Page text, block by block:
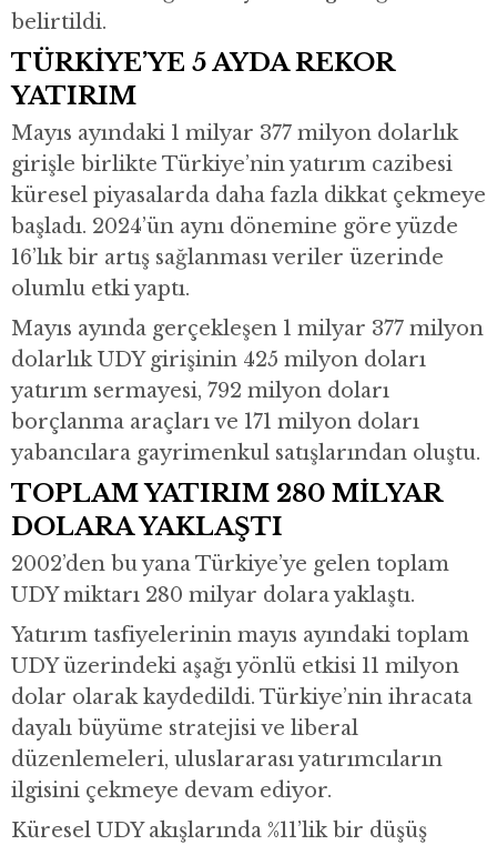
belirtildi.
TÜRKİYE’YE 5 AYDA REKOR
YATIRIM
Mayıs ayındaki 1 milyar 377 milyon dolarlık
girişle birlikte Türkiye’nin yatırım cazibesi
küresel piyasalarda daha fazla dikkat çekmeye
başladı. 2024’ün aynı dönemine göre yüzde
16’lık bir artış sağlanması veriler üzerinde
olumlu etki yaptı.
Mayıs ayında gerçekleşen 1 milyar 377 milyon
dolarlık UDY girişinin 425 milyon doları
yatırım sermayesi, 792 milyon doları
borçlanma araçları ve 171 milyon doları
yabancılara gayrimenkul satışlarından oluştu.
TOPLAM YATIRIM 280 MİLYAR
DOLARA YAKLAŞTI
2002’den bu yana Türkiye’ye gelen toplam
UDY miktarı 280 milyar dolara yaklaştı.
Yatırım tasfiyelerinin mayıs ayındaki toplam
UDY üzerindeki aşağı yönlü etkisi 11 milyon
dolar olarak kaydedildi. Türkiye’nin ihracata
dayalı büyüme stratejisi ve liberal
düzenlemeleri, uluslararası yatırımcıların
ilgisini çekmeye devam ediyor.
Küresel UDY akışlarında %11’lik bir düşüş